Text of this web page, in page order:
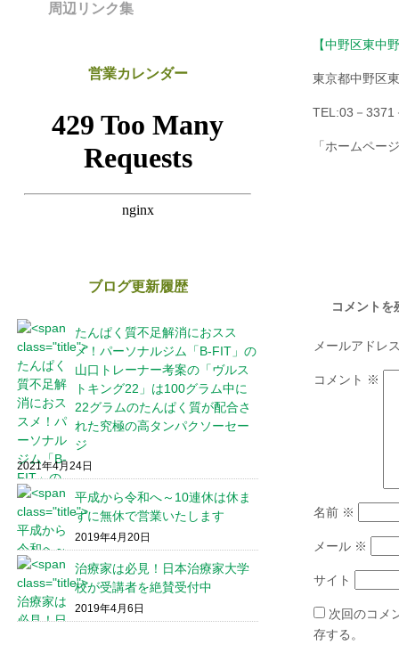
【中野区東中
東京都中野区
TEL:03－3371
「ホームペー
コメントを
メールアドレ
コメント ※
名前 ※
メール ※
サイト
次回のコメ
存する。
周辺リンク集
営業カレンダー
ブログ更新履歴
たんぱく質不足解消におスス
メ！パーソナルジム「B-FIT」の
山口トレーナー考案の「ヴルス
トキング22」は100グラム中に
22グラムのたんぱく質が配合さ
れた究極の高タンパクソーセー
ジ
2021年4月24日
平成から令和へ～10連休は休ま
ずに無休で営業いたします
2019年4月20日
治療家は必見！日本治療家大学
校が受講者を絶賛受付中
2019年4月6日